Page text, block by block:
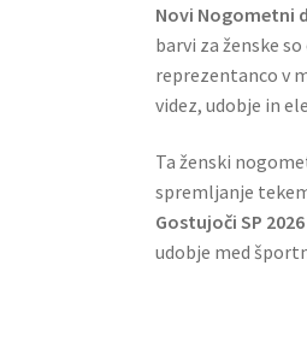
Novi Nogometni
barvi za ženske
reprezentanco v
videz, udobje in
Ta ženski
spremljanje
Gostujoči SP 2026
udobje med